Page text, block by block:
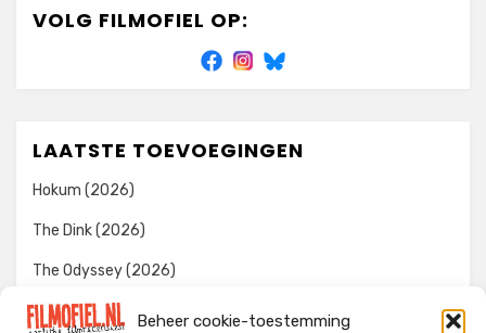
Beheer cookie-toestemming
VOLG FILMOFIEL OP:
LAATSTE TOEVOEGINGEN
Hokum (2026)
The Dink (2026)
The Odyssey (2026)
Evil Dead Burn (2026)